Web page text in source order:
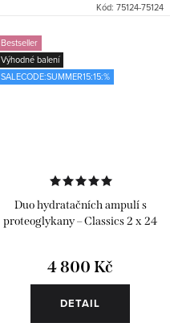
Kód: 75124-75124
Bestseller
Výhodné balení
SALECODE:SUMMER15:15:%
Duo hydratačních ampulí s
proteoglykany – Classics 2 x 24
4 800 Kč
DETAIL